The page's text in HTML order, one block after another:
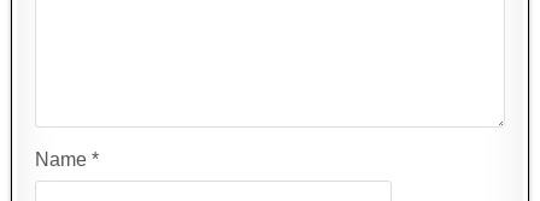
Name*